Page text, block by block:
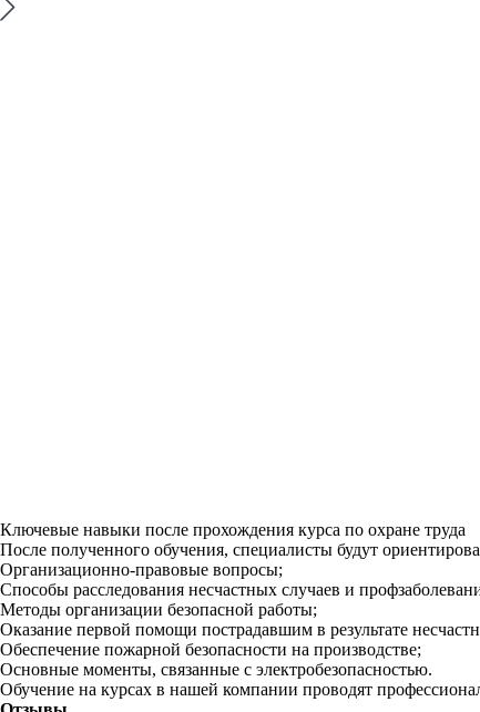
Ключевые навыки после прохождения курса по охране труда
После полученного обучения, специалисты будут
Организационно-правовые вопросы;
Способы расследования несчастных случаев и
Методы организации безопасной работы;
Оказание первой помощи пострадавшим в результате
Обеспечение пожарной безопасности на производстве;
Основные моменты, связанные с электробезопасностью.
Обучение на курсах в нашей компании проводят